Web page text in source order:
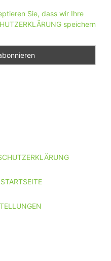
Sie, dass wir Ihre
speichern